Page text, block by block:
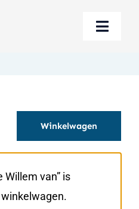
Toggle
Winkelwagen
Willem van” is